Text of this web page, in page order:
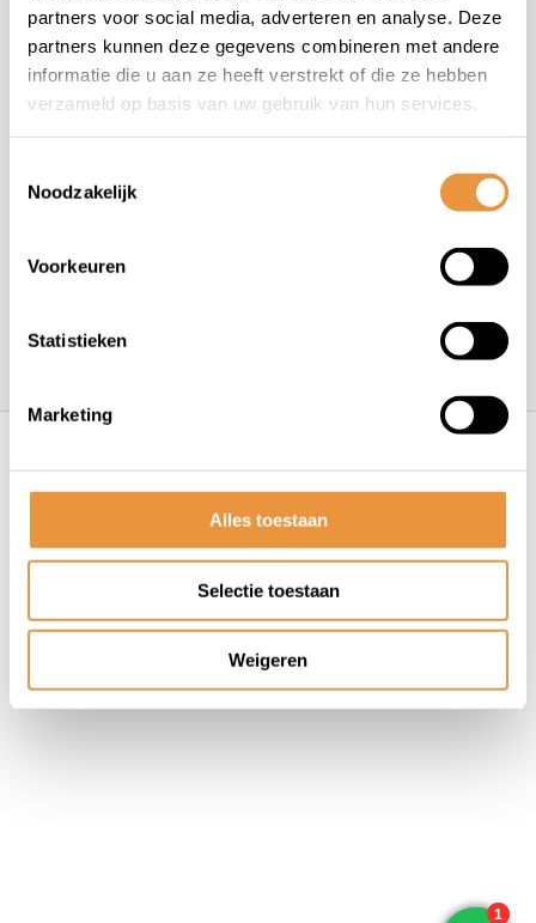
partners voor social media, adverteren en analyse. Deze
partners kunnen deze gegevens combineren met andere
informatie die u aan ze heeft verstrekt of die ze hebben
verzameld op basis van uw gebruik van hun services.
Noodzakelijk
Voorkeuren
Statistieken
Marketing
Alles toestaan
Selectie toestaan
Weigeren
Veelgestelde vragen
+31 78 780 2330
info@artsloten.nl
Algemene voorwaarden Disclaimer
Privacy
Policy
Sitemap